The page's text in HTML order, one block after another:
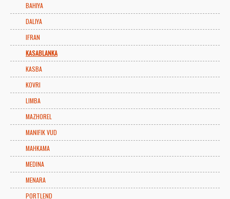
BAHIYA
DALIYA
IFRAN
KASABLANKA
KASBA
KOVRI
LIMBA
MAZHOREL
MANIFIK VUD
MAHKAMA
MEDINA
MENARA
PORTLEND